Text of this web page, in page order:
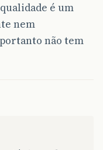
é um
nem
não tem